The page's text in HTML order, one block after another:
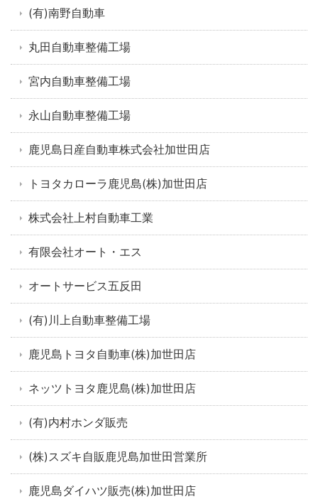
(有)南野自動車
丸田自動車整備工場
宮内自動車整備工場
永山自動車整備工場
鹿児島日産自動車株式会社加世田店
トヨタカローラ鹿児島(株)加世田店
株式会社上村自動車工業
有限会社オート・エス
オートサービス五反田
(有)川上自動車整備工場
鹿児島トヨタ自動車(株)加世田店
ネッツトヨタ鹿児島(株)加世田店
(有)内村ホンダ販売
(株)スズキ自販鹿児島加世田営業所
鹿児島ダイハツ販売(株)加世田店